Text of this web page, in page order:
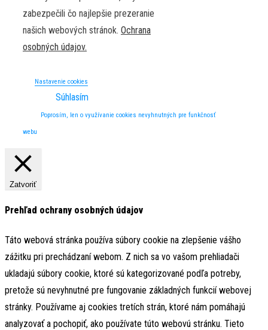
zabezpečili čo najlepšie prezeranie
našich webových stránok. Ochrana
osobných údajov.
Nastavenie cookies
Súhlasím
Poprosím, len o využívanie cookies nevyhnutných pre funkčnosť
webu
Zatvoriť
Prehľad ochrany osobných údajov
Táto webová stránka používa súbory cookie na zlepšenie vášho
zážitku pri prechádzaní webom. Z nich sa vo vašom prehliadači
ukladajú súbory cookie, ktoré sú kategorizované podľa potreby,
pretože sú nevyhnutné pre fungovanie základných funkcií webovej
stránky. Používame aj cookies tretích strán, ktoré nám pomáhajú
analyzovať a pochopiť, ako používate túto webovú stránku. Tieto